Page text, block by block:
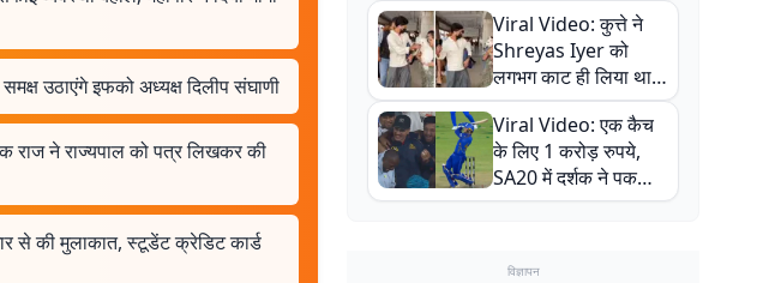
उठाएंगे इफको अध्यक्ष दिलीप संघाणी
राज ने राज्यपाल को पत्र लिखकर की
से की मुलाकात, स्टूडेंट क्रेडिट कार्ड
Video वायरल
Viral Video: कुत्ते ने
Shreyas Iyer को
लगभग काट ही लिया था,
न्यूजीलैंड सीरीज से पहले
बाल-बाल बचे
Viral Video: एक कैच
के लिए 1 करोड़ रुपये,
SA20 में दर्शक ने पकड़ा
एक हाथ से गजब का कैच
विज्ञापन